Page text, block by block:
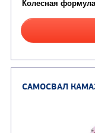
САМОСВАЛ